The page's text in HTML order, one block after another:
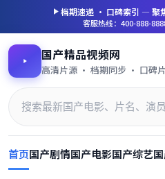
档期速递 · 口碑索引 — 聚
客服热线：400-888-
国产精品视频网
高清片源 · 档期同步 · 口碑
首页国产剧情国产电影国产综艺